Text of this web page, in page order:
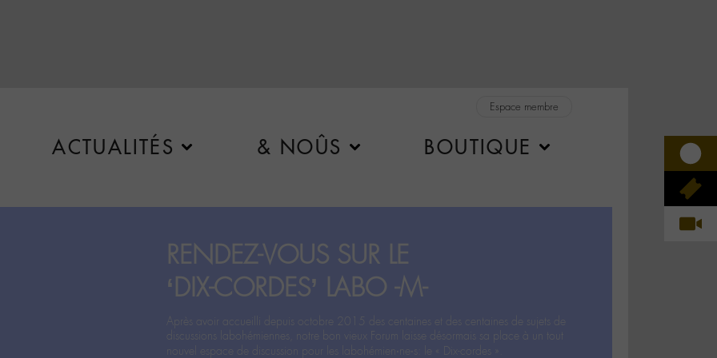
Espace membre
ACTUALITÉS & NOÛS BOUTIQUE
RENDEZ-VOUS SUR LE
‘DIX-CORDES’ LABO -M-
Après avoir accueilli depuis octobre 2015 des centaines et des centaines de sujets de
discussions labohémiennes, notre bon vieux Forum laisse désormais sa place à un tout
nouvel espace de discussion pour les labohémien‧ne‧s: le « Dix-cordes ».